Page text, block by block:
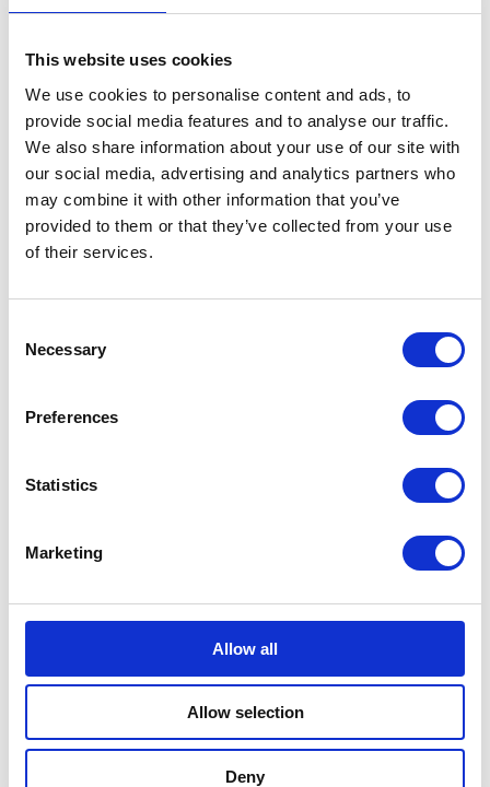
This website uses cookies
We use cookies to personalise content and ads, to
provide social media features and to analyse our traffic.
We also share information about your use of our site with
our social media, advertising and analytics partners who
may combine it with other information that you’ve
provided to them or that they’ve collected from your use
of their services.
Selection
Necessary
Preferences
Statistics
Marketing
Allow all
Allow selection
Deny
funktionieren können. Wir freuen uns auf die nächsten gemeinsamen
Schritte.
Auszeichnung BVBBusinessNetzwerk
„Als BVB Business Netzwerk sind wir stolz darauf, mit Bundeling
eine Plattform für Networking, Events und Mitgliederbindung zu
nutzen.“ Ein besonderer Dank geht an Annika für die großartige
Zusammenarbeit. Eine Partnerschaft, die wir sehr schätzen. Wir
freuen uns darauf, diesen Weg gemeinsam weiterzugehen,
auszubauen. Wir freuen uns auf alles, was noch vor uns liegt.
Bundeling